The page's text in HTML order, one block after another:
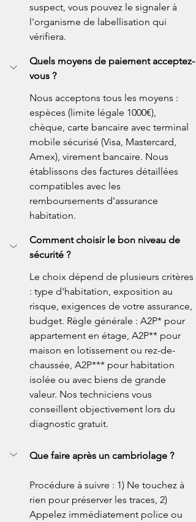
suspect, vous pouvez le signaler à
l'organisme de labellisation qui
vérifiera.
Quels moyens de paiement acceptez-
vous ?
Nous acceptons tous les moyens :
espèces (limite légale 1000€),
chèque, carte bancaire avec terminal
mobile sécurisé (Visa, Mastercard,
Amex), virement bancaire. Nous
établissons des factures détaillées
compatibles avec les
remboursements d'assurance
habitation.
Comment choisir le bon niveau de
sécurité ?
Le choix dépend de plusieurs critères
: type d'habitation, exposition au
risque, exigences de votre assurance,
budget. Règle générale : A2P* pour
appartement en étage, A2P** pour
maison en lotissement ou rez-de-
chaussée, A2P*** pour habitation
isolée ou avec biens de grande
valeur. Nos techniciens vous
conseillent objectivement lors du
diagnostic gratuit.
Que faire après un cambriolage ?
Procédure à suivre : 1) Ne touchez à
rien pour préserver les traces, 2)
Appelez immédiatement police ou